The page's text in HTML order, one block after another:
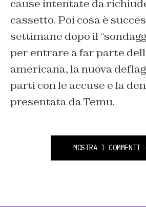
cause intentate da
cassetto. Poi cosa è
settimane dopo il
per entrare a far parte
americana, la nuova
parti con le accuse e la
presentata da Temu.
MOSTRA I COMMENTI